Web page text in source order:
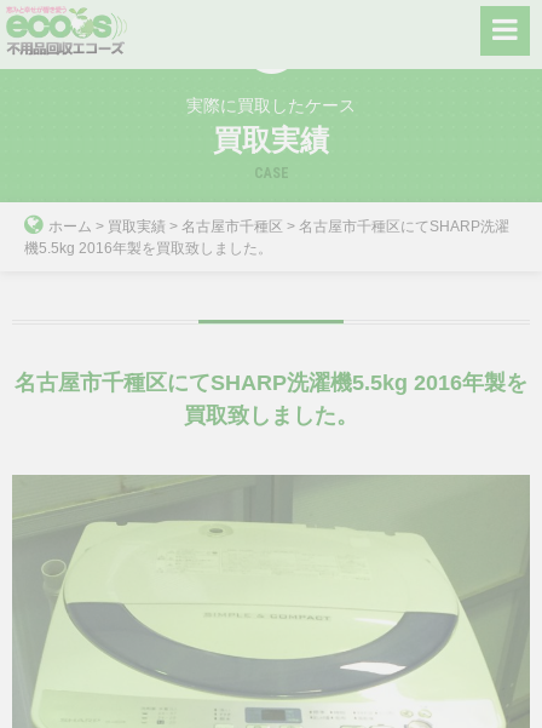
Skip
to
実際に買取したケース
買取実績
CASE
ホーム > 買取実績 > 名古屋市千種区 > 名古屋市千種区にてSHARP洗濯
機5.5kg 2016年製を買取致しました。
名古屋市千種区にてSHARP洗濯機5.5kg 2016年製を
買取致しました。